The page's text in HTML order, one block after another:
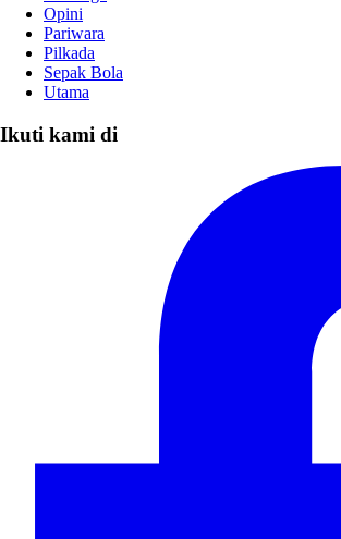
Opini
Pariwara
Pilkada
Sepak Bola
Utama
Ikuti kami di